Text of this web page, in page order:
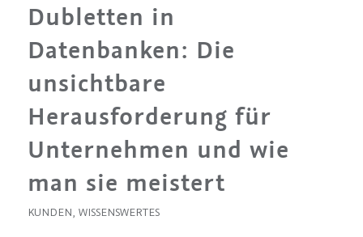
Dubletten in
Datenbanken: Die
unsichtbare
Herausforderung für
Unternehmen und wie
man sie meistert
KUNDEN, WISSENSWERTES